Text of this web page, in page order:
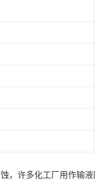
，许多化工厂用作输